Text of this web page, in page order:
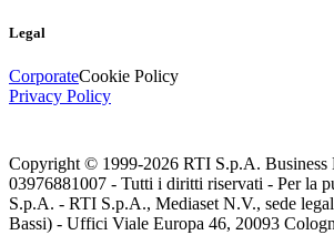
Legal
CorporateCookie Policy
Privacy Policy
Copyright © 1999-2026 RTI S.p.A. Business
03976881007 - Tutti i diritti riservati - Per la
S.p.A. - RTI S.p.A., Mediaset N.V., sede
Bassi) - Uffici Viale Europa 46, 20093